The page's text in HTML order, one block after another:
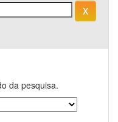
da pesquisa.